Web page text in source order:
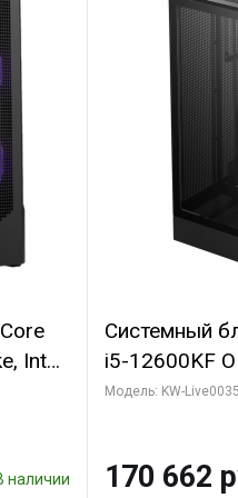
Intel
наличии
Системный
i5-12600KF
7, C10 4EC/
SSD)
Модель: KW-Live0035
170 662